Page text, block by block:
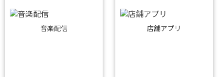
音楽配信 店舗アプリ